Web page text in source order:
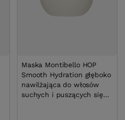
Maska Montibello HOP
Smooth Hydration głęboko
nawilżająca do włosów
suchych i puszących się